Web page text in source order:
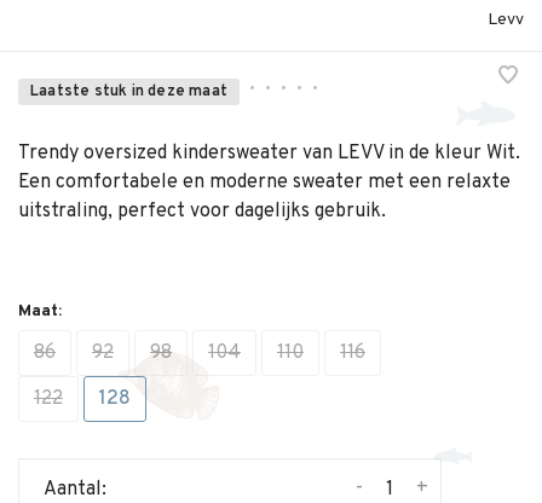
Levv
Laatste stuk in deze maat • • • • •
Trendy oversized kindersweater van LEVV in de kleur Wit.
Een comfortabele en moderne sweater met een relaxte
uitstraling, perfect voor dagelijks gebruik.
Maat:
86 92 98 104 110
116
122
128
Aantal: +
-